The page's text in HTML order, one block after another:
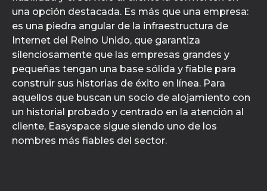
una opción destacada. Es más que una empresa:
es una piedra angular de la infraestructura de
Internet del Reino Unido, que garantiza
silenciosamente que las empresas grandes y
pequeñas tengan una base sólida y fiable para
construir sus historias de éxito en línea. Para
aquellos que buscan un socio de alojamiento con
un historial probado y centrado en la atención al
cliente, Easyspace sigue siendo uno de los
nombres más fiables del sector.